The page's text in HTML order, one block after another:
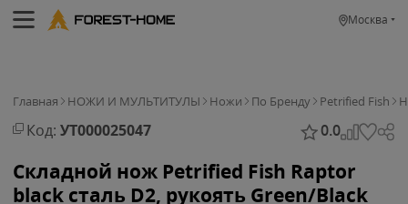
Москва
Главная НОЖИ И МУЛЬТИТУЛЫ Ножи По Бренду Petrified Fish
Код: УТ000025047 0.0
Складной нож Petrified Fish Raptor
black сталь D2, рукоять Green/Black